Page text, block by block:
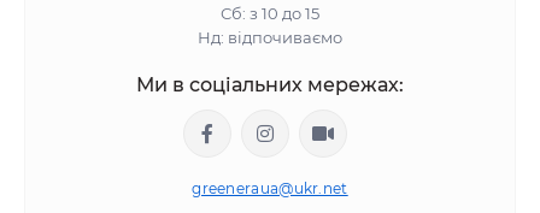
Сб: з 10 до 15
Нд: відпочиваємо
Ми в соціальних мережах:
greeneraua@ukr.net